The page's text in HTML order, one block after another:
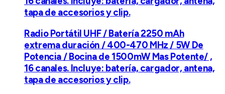
tapa de accesorios y clip.
Radio Portátil UHF / Batería 2250 mAh
extrema duración / 400-470 MHz / 5W De
Potencia / Bocina de 1500mW Mas Potente/ ,
16 canales. Incluye: batería, cargador, antena,
tapa de accesorios y clip.